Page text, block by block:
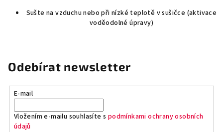
Sušte na vzduchu nebo při nízké teplotě v sušičce (aktivace
voděodolné úpravy)
Odebírat newsletter
E-mail
Vložením e-mailu souhlasíte s podmínkami ochrany osobních
údajů